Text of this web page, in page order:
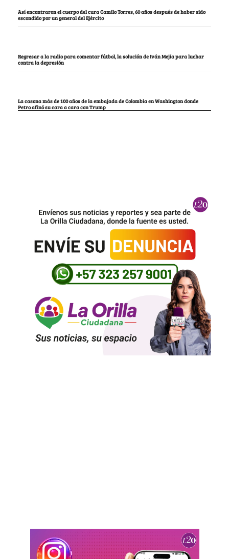
Así encontraron el cuerpo del cura Camilo Torres, 60 años después de haber sido
escondido por un general del Ejército
Regresar a la radio para comentar fútbol, la solución de Iván Mejía para luchar
contra la depresión
La casona más de 100 años de la embajada de Colombia en Washington donde
Petro afinó su cara a cara con Trump